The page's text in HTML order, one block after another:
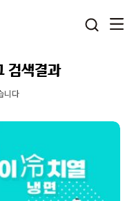
검색결과
니다